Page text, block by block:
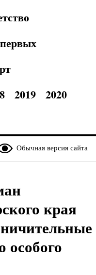
2019
2020
Обычная версия сайта
края
особого